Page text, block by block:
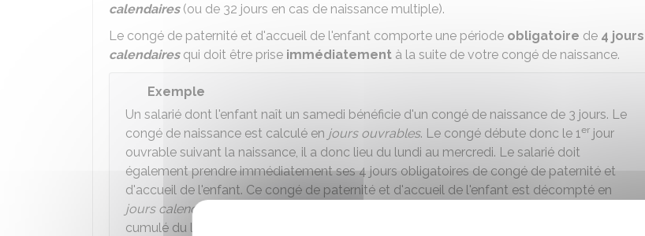
calendaires(ou de 32 jours en cas de naissance multiple).
Le congé de paternité et d'accueil de l'enfant comporte une période obligatoire de 4 jours
calendairesqui doit être prise immédiatement à la suite de votre congé de naissance.
Exemple
Un salarié dont l'enfant naît un samedi bénéficie d'un congé de naissance de 3 jours. Le
congé de naissance est calculé en jours ouvrables. Le congé débute donc le 1er jour
ouvrable suivant la naissance, il a donc lieu du lundi au mercredi. Le salarié doit
également prendre immédiatement ses 4 jours obligatoires de congé de paternité et
d'accueil de l'enfant. Ce congé de paternité et d'accueil de l'enfant est décompté en
jours calendaires
cumulé du lundi au dimanche.